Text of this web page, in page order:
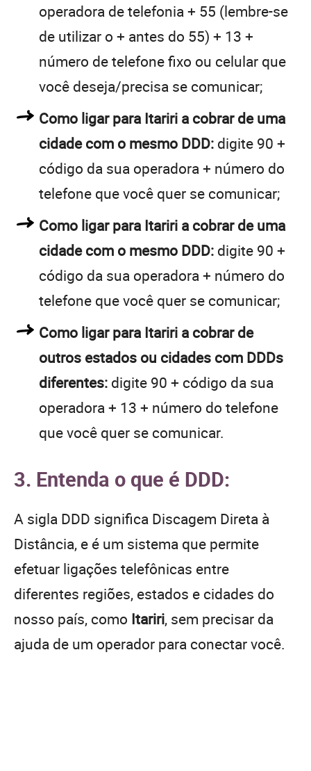
operadora de telefonia + 55 (lembre-se
de utilizar o + antes do 55) + 13 +
número de telefone fixo ou celular que
você deseja/precisa se comunicar;
Como ligar para Itariri a cobrar de uma
cidade com o mesmo DDD: digite 90 +
código da sua operadora + número do
telefone que você quer se comunicar;
Como ligar para Itariri a cobrar de uma
cidade com o mesmo DDD: digite 90 +
código da sua operadora + número do
telefone que você quer se comunicar;
Como ligar para Itariri a cobrar de
outros estados ou cidades com DDDs
diferentes: digite 90 + código da sua
operadora + 13 + número do telefone
que você quer se comunicar.
3. Entenda o que é DDD:
A sigla DDD significa Discagem Direta à
Distância, e é um sistema que permite
efetuar ligações telefônicas entre
diferentes regiões, estados e cidades do
nosso país, como Itariri, sem precisar da
ajuda de um operador para conectar você.